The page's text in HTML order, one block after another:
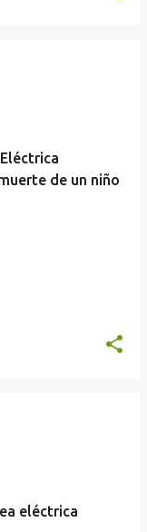
de un niño
eléctrica